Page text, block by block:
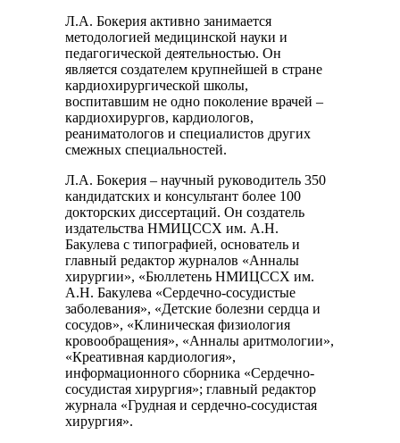
Л.А. Бокерия активно занимается
методологией медицинской науки и
педагогической деятельностью. Он
является создателем крупнейшей в стране
кардиохирургической школы,
воспитавшим не одно поколение врачей –
кардиохирургов, кардиологов,
реаниматологов и специалистов других
смежных специальностей.
Л.А. Бокерия – научный руководитель 350
кандидатских и консультант более 100
докторских диссертаций. Он создатель
издательства НМИЦССХ им. А.Н.
Бакулева с типографией, основатель и
главный редактор журналов «Анналы
хирургии», «Бюллетень НМИЦССХ им.
А.Н. Бакулева «Сердечно-сосудистые
заболевания», «Детские болезни сердца и
сосудов», «Клиническая физиология
кровообращения», «Анналы аритмологии»,
«Креативная кардиология»,
информационного сборника «Сердечно-
сосудистая хирургия»; главный редактор
журнала «Грудная и сердечно-сосудистая
хирургия».